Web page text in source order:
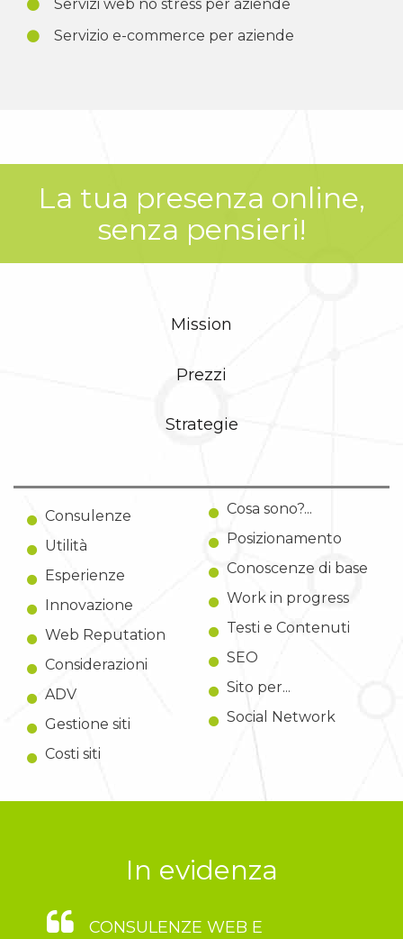
Servizi web no stress per aziende
Servizio e-commerce per aziende
La tua presenza online,
senza pensieri!
Mission
Prezzi
Strategie
Consulenze
Utilità
Esperienze
Innovazione
Web Reputation
Considerazioni
ADV
Gestione siti
Costi siti
Cosa sono?...
Posizionamento
Conoscenze di base
Work in progress
Testi e Contenuti
SEO
Sito per...
Social Network
In evidenza
CONSULENZE WEB E